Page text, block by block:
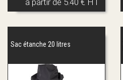
Sac étanche 20 litres